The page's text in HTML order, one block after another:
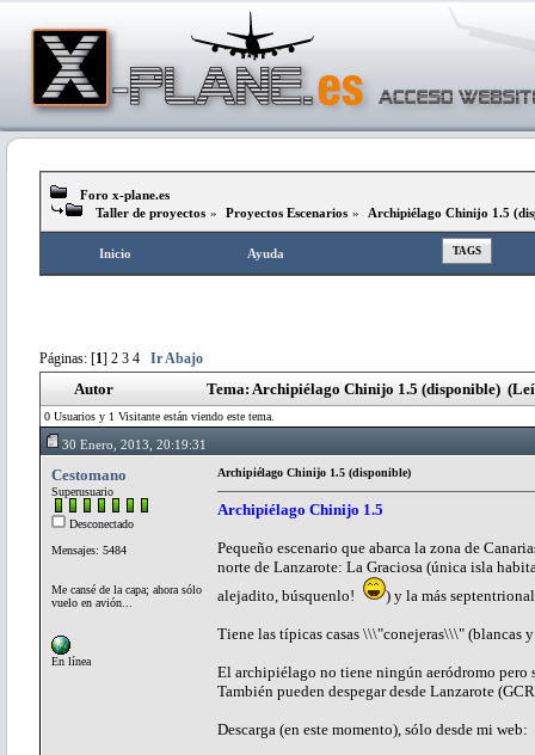
Foro x-plane.es
Taller de proyectos » Proyectos Escenarios » Archipiélago Chinijo 1.5
Inicio Ayuda TAGS
Páginas: [1] 2 3 4 Ir Abajo
Autor Tema: Archipiélago Chinijo 1.5 (disponible)
0 Usuarios y 1 Visitante están viendo este tema.
30 Enero, 2013, 20:19:31
Cestomano
Superusuario
Desconectado
Mensajes: 5484
Me cansé de la capa; ahora sólo
vuelo en avión...
En línea
Archipiélago Chinijo 1.5 (disponible)
Archipiélago Chinijo 1.5
Pequeño escenario que abarca la zona de
norte de Lanzarote: La Graciosa (única isla
alejadito, búsquenlo!
) y la más
Tiene las típicas casas \\\"conejeras\\\" (blancas
El archipiélago no tiene ningún aeródromo pero
También pueden despegar desde Lanzarote
Descarga (en este momento), sólo desde mi web: